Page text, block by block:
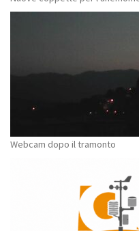
Webcam dopo il tramonto